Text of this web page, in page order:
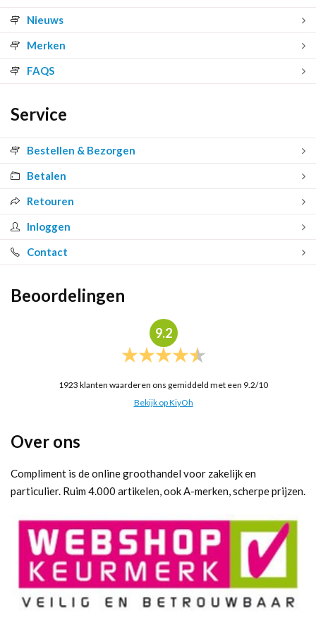
Nieuws
Merken
FAQS
Service
Bestellen & Bezorgen
Betalen
Retouren
Inloggen
Contact
Beoordelingen
9.2
1923 klanten waarderen ons gemiddeld met een 9.2/10
Bekijk op KiyOh
Over ons
Compliment is de online groothandel voor zakelijk en
particulier. Ruim 4.000 artikelen, ook A-merken, scherpe prijzen.